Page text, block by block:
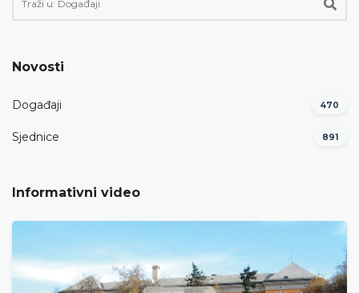
Novosti
Događaji 470
Sjednice 891
Informativni video